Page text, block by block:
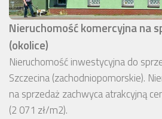
Nieruchomość komercyjna na
(okolice)
Nieruchomość inwestycyjna do
Szczecina (zachodniopomorskie).
na sprzedaż zachwyca atrakcyjną
(2 071 zł/m2).